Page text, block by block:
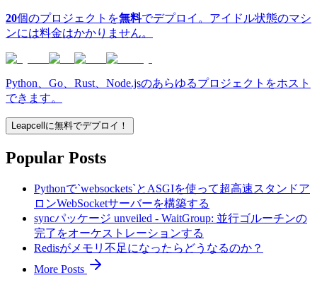
20個のプロジェクトを無料でデプロイ。アイドル状態のマシ
ンには料金はかかりません。
Python、Go、Rust、Node.jsのあらゆるプロジェクトをホスト
できます。
Leapcellに無料でデプロイ！
Popular Posts
Pythonで`websockets`とASGIを使って超高速スタンドア
ロンWebSocketサーバーを構築する
syncパッケージ unveiled - WaitGroup: 並行ゴルーチンの
完了をオーケストレーションする
Redisがメモリ不足になったらどうなるのか？
More Posts